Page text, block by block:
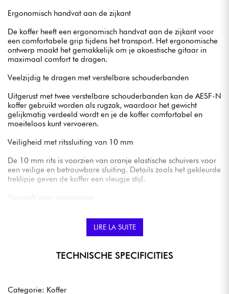
Ergonomisch handvat aan de zijkant
De koffer heeft een ergonomisch handvat aan de zijkant voor
een comfortabele grip tijdens het transport. Het ergonomische
ontwerp maakt het gemakkelijk om je akoestische gitaar in
maximaal comfort te dragen.
Veelzijdig te dragen met verstelbare schouderbanden
Uitgerust met twee verstelbare schouderbanden kan de AESF-N
koffer gebruikt worden als rugzak, waardoor het gewicht
gelijkmatig verdeeld wordt en je de koffer comfortabel en
moeiteloos kunt vervoeren.
Veiligheid met ritssluiting van 10 mm
De 10 mm rits is voorzien van oranje elastische schuivers voor
een veilige en betrouwbare sluiting. Details zoals het gekleurde
treklipje geven de koffer een vleugje stijl.
Voorvak voor accessoires
instrument en biedt extra ruimte voor essentiële muzikale
Stijlvolle bescherming voor je akoestische gitaar
bescherming voor je akoestische gitaar. Het is een stijlvol
LIRE LA SUITE
TECHNISCHE SPECIFICITIES
Categorie: Koffer